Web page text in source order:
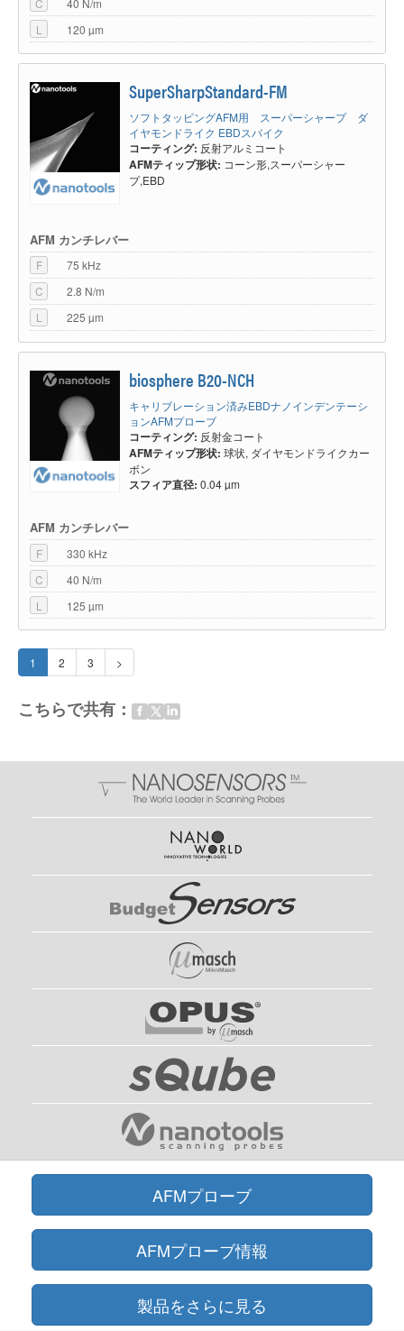
C
40 N/m
L
120 µm
SuperSharpStandard-FM
ソフトタッピングAFM用 スーパーシャープ ダ
イヤモンドライク EBDスパイク
コーティング: 反射アルミコート
AFMティップ形状: コーン形,スーパーシャー
プ,EBD
AFM カンチレバー
F
75 kHz
C
2.8 N/m
L
225 µm
biosphere B20-NCH
キャリブレーション済みEBDナノインデンテーシ
ョンAFMプローブ
コーティング: 反射金コート
AFMティップ形状: 球状, ダイヤモンドライクカー
ボン
スフィア直径: 0.04 µm
AFM カンチレバー
F
330 kHz
C
40 N/m
L
125 µm
1 2 3 >
こちらで共有：
AFMプローブ
AFMプローブ情報
製品をさらに見る